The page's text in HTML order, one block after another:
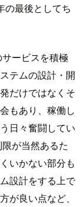
の最後としてち
ービスを積極
テムの設計・開
だけではなくそ
もあり、稼働し
日々奮闘してい
が当然あるた
いかない部分も
設計をする上で
が良い点など、